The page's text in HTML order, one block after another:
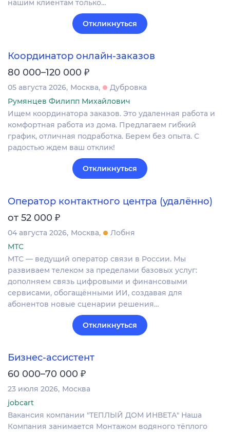
нашим клиентам только…
Откликнуться
Координатор онлайн-заказов
80 000–120 000 ₽
05 августа 2026 Москва
Дубровка
Румянцев Филипп Михайлович
Ищем координатора заказов. Это удаленная работа и
комфортная работа из дома. Предлагаем гибкий
график, отличная подработка. Берем без опыта. С
радостью ждем ваш отклик!
Откликнуться
Оператор контактного центра (удалённо)
от 52 000 ₽
04 августа 2026 Москва
Лобня
МТС
МТС — ведущий оператор связи в России. Мы
развиваем телеком за пределами базовых услуг:
дополняем связь цифровыми и финансовыми
сервисами, обогащёнными ИИ, создавая для
абонентов новые сценарии решения…
Откликнуться
Бизнес-ассистент
60 000–70 000 ₽
23 июля 2026 Москва
jobcart
Вакансия компании "ТЕПЛЫЙ ДОМ ИНВЕТА" Наша
Компания занимается Монтажом водяного тёплого